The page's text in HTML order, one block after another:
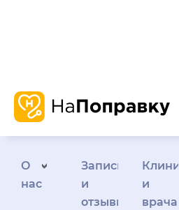
О
нас
Запись
и
отзывы
и